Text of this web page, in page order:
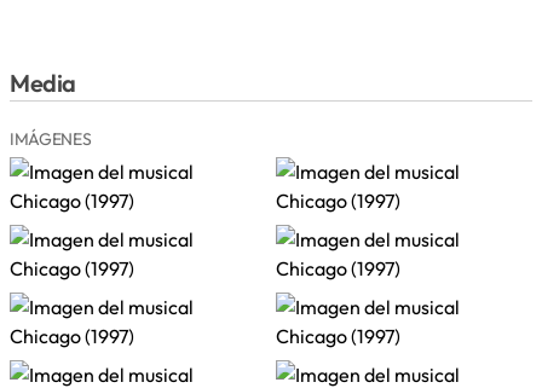
Media
IMÁGENES